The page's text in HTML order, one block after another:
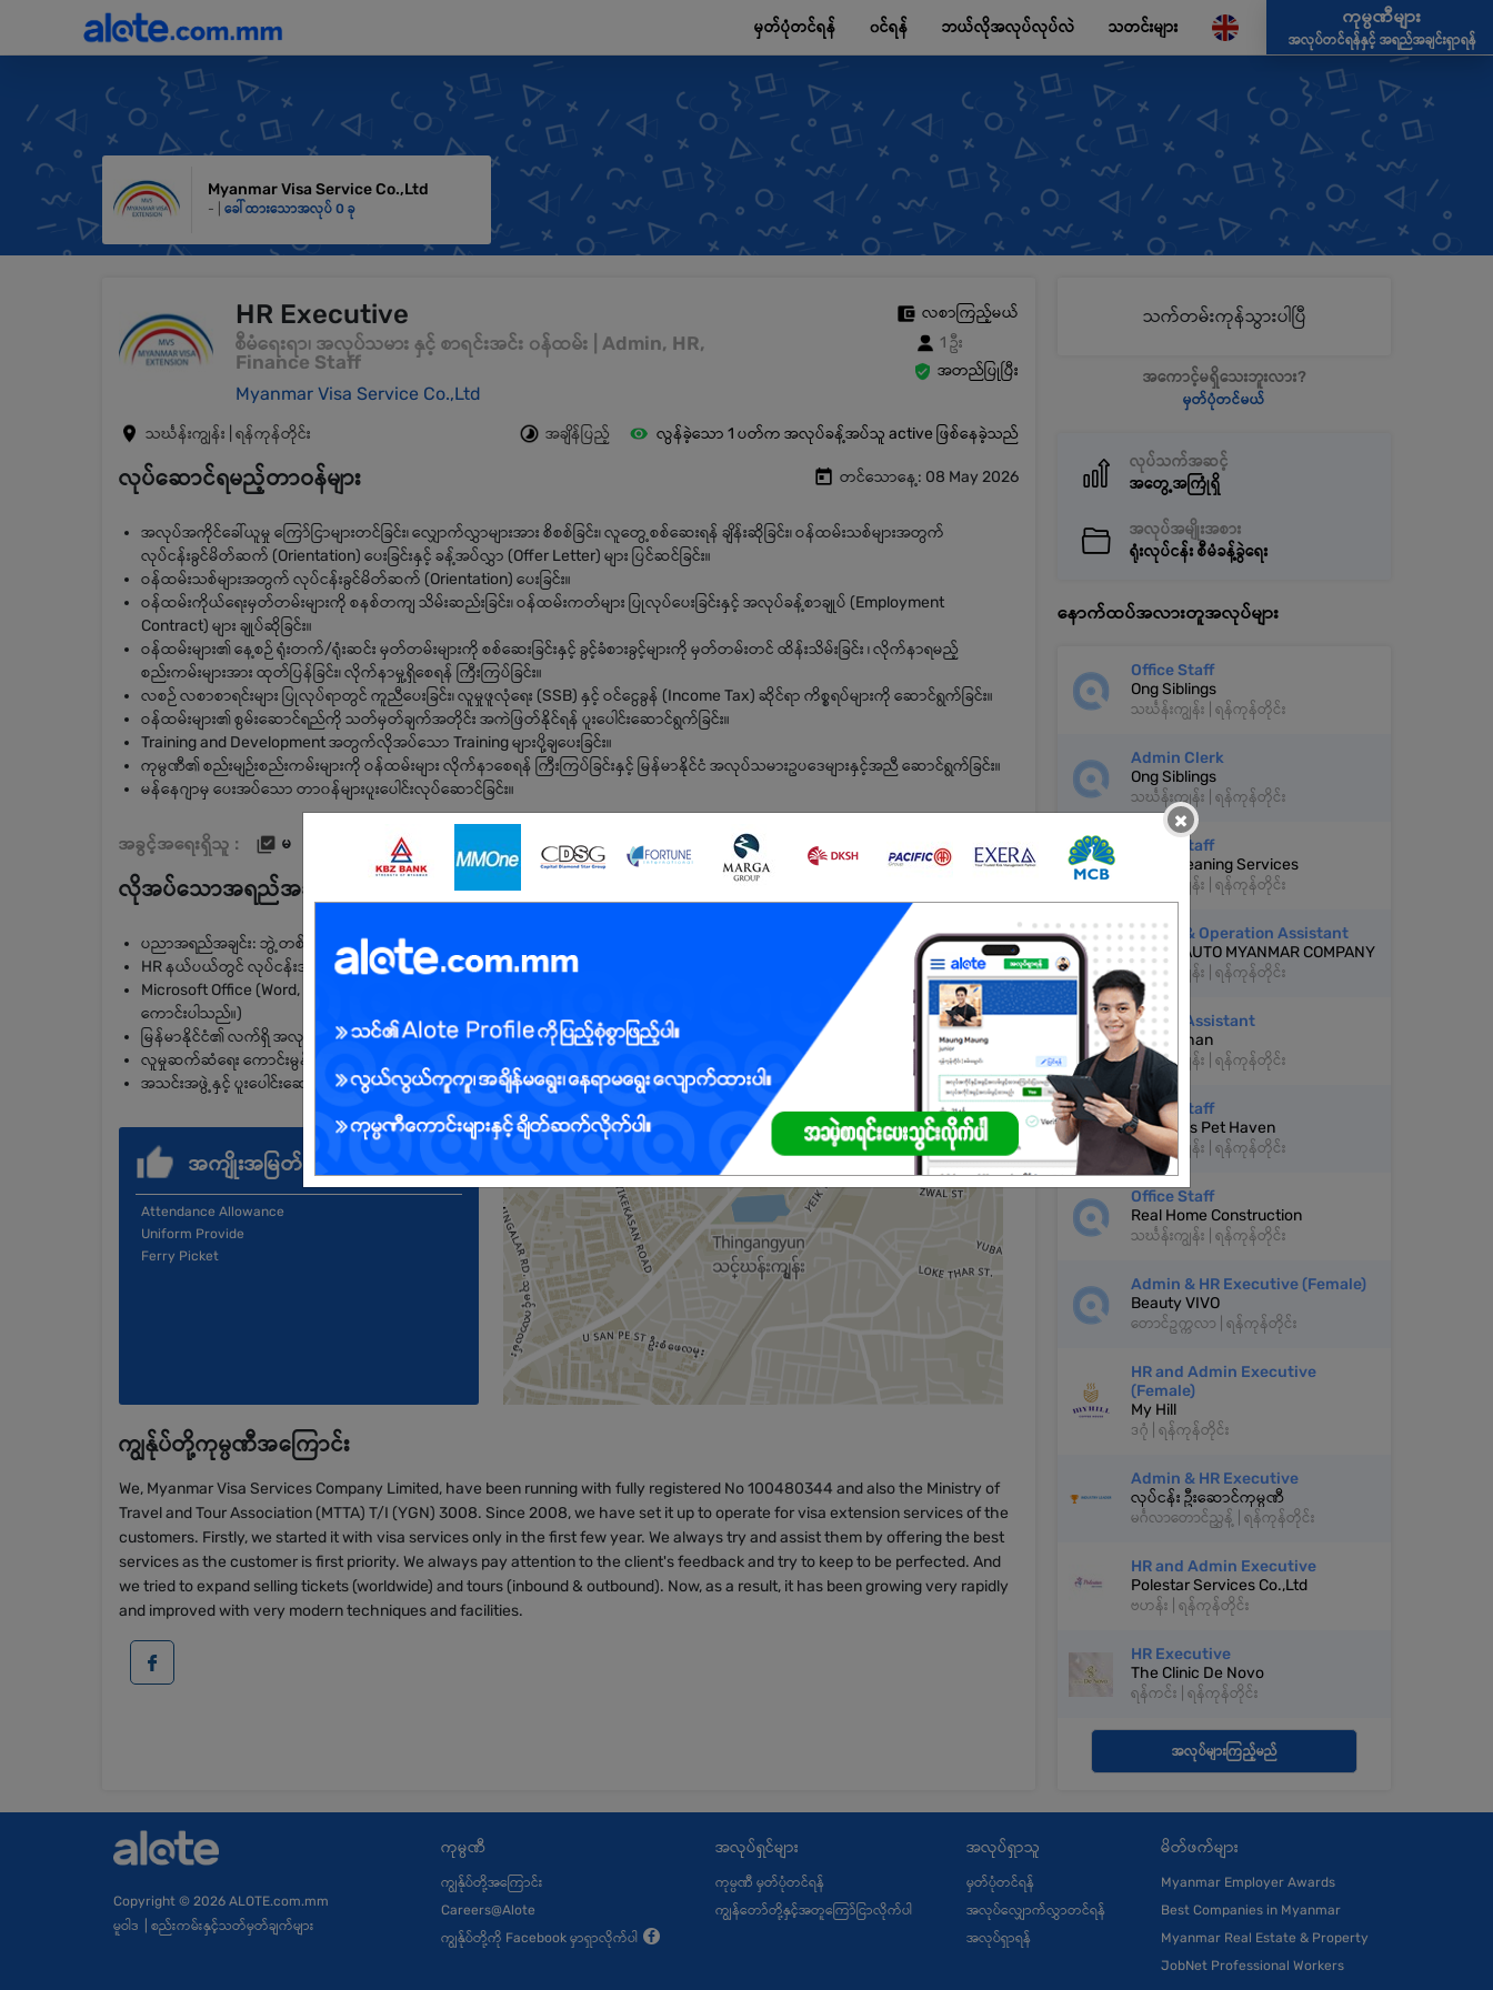
မှတ်ပုံတင်ရန် ၀င်ရန် ဘယ်လိုအလုပ်လုပ်လဲ သတင်းများ
ကုမ္ပဏီများ
အလုပ်တင်ရန်နှင့် အရည်အချင်းရှာရန်
Myanmar Visa Service Co.,Ltd
- | ခေါ်ထားသောအလုပ် 0 ခု
HR Executive
စီမံရေးရာ၊ အလုပ်သမား နှင့် စာရင်းအင်း ၀န်ထမ်း | Admin, HR,
Finance Staff
Myanmar Visa Service Co.,Ltd
လစာကြည့်မယ်
1 ဦး
အတည်ပြုပြီး
သင်္ဃန်းကျွန်း | ရန်ကုန်တိုင်း အချိန်ပြည့် လွန်ခဲ့သော 1 ပတ်က အလုပ်ခန့်အပ်သူ active ဖြစ်နေခဲ့သည်
လုပ်ဆောင်ရမည့်တာဝန်များ တင်သောနေ့: 08 May 2026
အလုပ်အကိုင်ခေါ်ယူမှု ကြော်ငြာများတင်ခြင်း၊ လျှောက်လွှာများအား စိစစ်ခြင်း၊ လူတွေ့စစ်ဆေးရန် ချိန်းဆိုခြင်း၊ ဝန်ထမ်းသစ်များအတွက်
လုပ်ငန်းခွင်မိတ်ဆက် (Orientation) ပေးခြင်းနှင့် ခန့်အပ်လွှာ (Offer Letter) များ ပြင်ဆင်ခြင်း။
ဝန်ထမ်းသစ်များအတွက် လုပ်ငန်းခွင်မိတ်ဆက် (Orientation) ပေးခြင်း။
ဝန်ထမ်းကိုယ်ရေးမှတ်တမ်းများကို စနစ်တကျ သိမ်းဆည်းခြင်း၊ ဝန်ထမ်းကတ်များ ပြုလုပ်ပေးခြင်းနှင့် အလုပ်ခန့်စာချုပ် (Employment
Contract) များ ချုပ်ဆိုခြင်း။
ဝန်ထမ်းများ၏ နေ့စဉ် ရုံးတက်/ရုံးဆင်း မှတ်တမ်းများကို စစ်ဆေးခြင်းနှင့် ခွင့်ခံစားခွင့်များကို မှတ်တမ်းတင် ထိန်းသိမ်းခြင်း ၊ လိုက်နာရမည့်
စည်းကမ်းများအား ထုတ်ပြန်ခြင်း၊ လိုက်နာမှု့ရှိစေရန် ကြီးကြပ်ခြင်း။
လစဉ် လစာစာရင်းများ ပြုလုပ်ရာတွင် ကူညီပေးခြင်း၊ လူမှုဖူလုံရေး (SSB) နှင့် ဝင်ငွေခွန် (Income Tax) ဆိုင်ရာ ကိစ္စရပ်များကို ဆောင်ရွက်ခြင်း။
ဝန်ထမ်းများ၏ စွမ်းဆောင်ရည်ကို သတ်မှတ်ချက်အတိုင်း အကဲဖြတ်နိုင်ရန် ပူးပေါင်းဆောင်ရွက်ခြင်း။
Training and Development အတွက်လိုအပ်သော Training များပို့ချပေးခြင်း။
ကုမ္ပဏီ၏ စည်းမျဉ်းစည်းကမ်းများကို ဝန်ထမ်းများ လိုက်နာစေရန် ကြီးကြပ်ခြင်းနှင့် မြန်မာနိုင်ငံ အလုပ်သမားဥပဒေများနှင့်အညီ ဆောင်ရွက်ခြင်း။
မန်နေဂျာမှ ပေးအပ်သော တာ၀န်များပူးပေါင်းလုပ်ဆောင်ခြင်း။
အခွင့်အရေးရှိသူ : မ
လိုအပ်သောအရည်အချင်း
ပညာအရည်အချင်း: ဘွဲ့တစ်ခုခု ရရှိထားသူ ဖြစ်ရမည်။ (HR Management ဒီပလိုမာ သို့မဟုတ် ဘွဲ့လွန်လက်မှတ် ရှိသူများကို ဦးစားပေးမည်။)
HR နယ်ပယ်တွင် လုပ်ငန်းအတွေ့အကြုံ (၃) နှစ်ခန့် ရှိရမည်။ အင်္ဂလိပ်စာ အသင့်အတင့် နားလည်ပြောဆိုနိုင်ရမည်။
Microsoft Office (Word, Excel, PowerPoint) နှင့် အီးမေးလ် အသုံးပြုခြင်းတွင် ကျွမ်းကျင်ရမည်။ (HR Software များ အသုံးပြုဖူးပါက ပို
ကောင်းပါသည်။)
မြန်မာနိုင်ငံ၏ လက်ရှိ အလုပ်သမားဥပဒေများကို ကောင်းမွန်စွာ နားလည်သဘောပေါက်ရမည်။
လူမှုဆက်ဆံရေး ကောင်းမွန်ပြီး အဖွဲ့အစည်းပြဿနာများကို ဖြေရှင်းနိုင်စွမ်းရှိသူ ဖြစ်ရမည်။
အသင်းအဖွဲ့နှင့် ပူးပေါင်းဆောင်ရွက်နိုင်သူ ဖြစ်ရမည်။လျှို့ဝှက်ချက်များကို ထိန်းသိမ်းနိုင်ပြီး ရိုးသားဖြောင့်မတ်သူ ဖြစ်ရမည်။
အကျိုးအမြတ်
Attendance Allowance
Uniform Provide
Ferry Picket
ကျွန်ုပ်တို့ကုမ္ပဏီအကြောင်း
We, Myanmar Visa Services Company Limited, have been running with fully registered No 100480344 and also the Ministry of
Travel and Tour Association (MTTA) T/I (YGN) 3008. Since 2008, we have set it up to operate for visa extension services of the
customers. Firstly, we started it with visa services only in the first few year. We always try and assist them by offering the best
services as the customer is first priority. We always pay attention to the client's feedback and try to keep to be perfected. And
we tried to expand selling tickets (worldwide) and tours (inbound & outbound). Now, as a result, it has been growing very rapidly
and improved with very modern techniques and facilities.
သက်တမ်းကုန်သွားပါပြီ
အကောင့်မရှိသေးဘူးလား?
မှတ်ပုံတင်မယ်
လုပ်သက်အဆင့်
အတွေ့အကြုံရှိ
အလုပ်အမျိုးအစား
ရုံးလုပ်ငန်း စီမံခန့်ခွဲရေး
နောက်ထပ်အလားတူအလုပ်များ
Office Staff
Ong Siblings
သင်္ဃန်းကျွန်း | ရန်ကုန်တိုင်း
Admin Clerk
Ong Siblings
သင်္ဃန်းကျွန်း | ရန်ကုန်တိုင်း
Office Staff
Hope Cleaning Services
သင်္ဃန်းကျွန်း | ရန်ကုန်တိုင်း
Admin & Operation Assistant
ONE87 AUTO MYANMAR COMPANY
သင်္ဃန်းကျွန်း | ရန်ကုန်တိုင်း
Admin Assistant
Shwe Chan
သင်္ဃန်းကျွန်း | ရန်ကုန်တိုင်း
Office Staff
Chacca's Pet Haven
သင်္ဃန်းကျွန်း | ရန်ကုန်တိုင်း
Office Staff
Real Home Construction
သင်္ဃန်းကျွန်း | ရန်ကုန်တိုင်း
Admin & HR Executive (Female)
Beauty VIVO
တောင်ဥက္ကလာ | ရန်ကုန်တိုင်း
HR and Admin Executive
(Female)
My Hill
ဒဂုံ | ရန်ကုန်တိုင်း
Admin & HR Executive
လုပ်ငန်း ဦးဆောင်ကုမ္ပဏီ
မင်္ဂလာတောင်ညွှန့် | ရန်ကုန်တိုင်း
HR and Admin Executive
Polestar Services Co.,Ltd
ဗဟန်း | ရန်ကုန်တိုင်း
HR Executive
The Clinic De Novo
ရန်ကင်း | ရန်ကုန်တိုင်း
အလုပ်များကြည့်မည်
×
Copyright © 2026 ALOTE.com.mm
မူဝါဒ
စည်းကမ်းနှင့်သတ်မှတ်ချက်များ
ကုမ္ပဏီ
ကျွန်ုပ်တို့အကြောင်း
Careers@Alote
ကျွန်ုပ်တို့ကို Facebook မှာရှာလိုက်ပါ
အလုပ်ရှင်များ
ကုမ္ပဏီ မှတ်ပုံတင်ရန်
ကျွန်တော်တို့နှင့်အတူကြော်ငြာလိုက်ပါ
အလုပ်ရှာသူ
မှတ်ပုံတင်ရန်
အလုပ်လျှောက်လွှာတင်ရန်
အလုပ်ရှာရန်
မိတ်ဖက်များ
Myanmar Employer Awards
Best Companies in Myanmar
Myanmar Real Estate & Property
JobNet Professional Workers